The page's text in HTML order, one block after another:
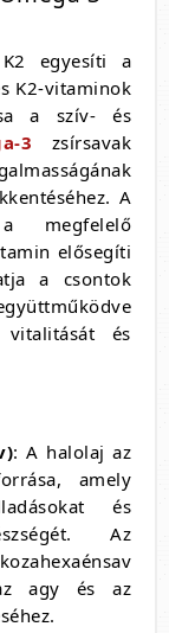
egyesíti a
K2-vitaminok
a szív- és
3 zsírsavak
A
megfelelő
elősegíti
a csontok
és
: A halolaj az
amely
és
Az
agy és az